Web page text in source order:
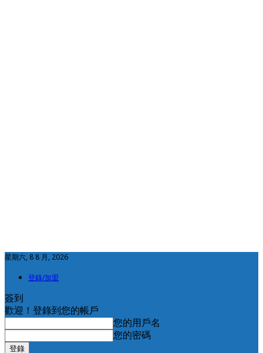
星期六, 8 8 月, 2026
登錄/加盟
簽到
歡迎！登錄到您的帳戶
您的用戶名
您的密碼